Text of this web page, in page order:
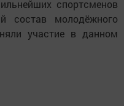
спортсменов
состав молодёжного
участие в данном